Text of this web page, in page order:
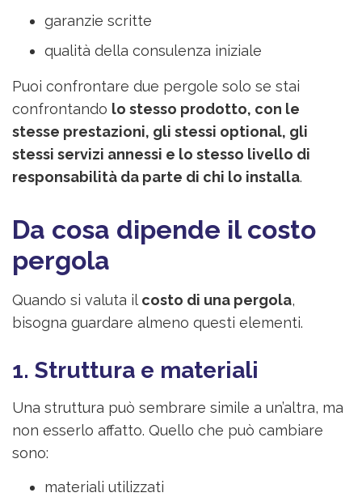
garanzie scritte
qualità della consulenza iniziale
Puoi confrontare due pergole solo se stai
confrontando lo stesso prodotto, con le
stesse prestazioni, gli stessi optional, gli
stessi servizi annessi e lo stesso livello di
responsabilità da parte di chi lo installa.
Da cosa dipende il costo
pergola
Quando si valuta il costo di una pergola,
bisogna guardare almeno questi elementi.
1. Struttura e materiali
Una struttura può sembrare simile a un’altra, ma
non esserlo affatto. Quello che può cambiare
sono:
materiali utilizzati